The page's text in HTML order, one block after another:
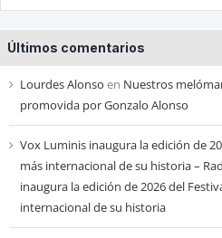
Últimos comentarios
Lourdes Alonso en Nuestros
promovida por Gonzalo Alonso
Vox Luminis inaugura la edición de
más internacional de su historia –
inaugura la edición de 2026 del
internacional de su historia